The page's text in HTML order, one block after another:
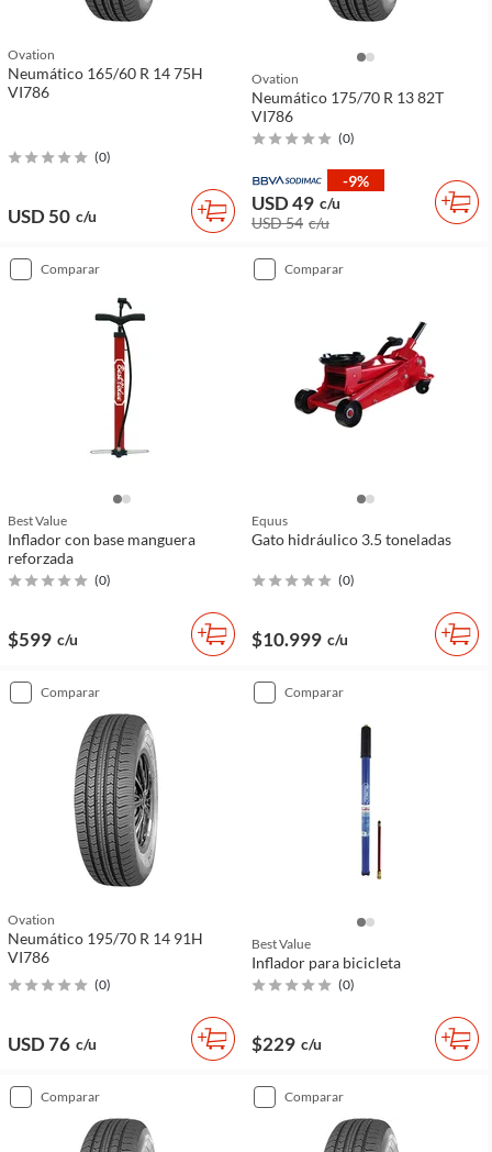
Ovation
Neumático 165/60 R 14 75H
VI786
(0)
USD 50 c/u
Ovation
Neumático 175/70 R 13 82T
VI786
(0)
-9%
USD 49 c/u
USD 54 c/u
comparar
Best Value
Inflador con base manguera
reforzada
(0)
$599 c/u
comparar
Equus
Gato hidráulico 3.5 toneladas
(0)
$10.999 c/u
comparar
Ovation
Neumático 195/70 R 14 91H
VI786
(0)
USD 76 c/u
comparar
Best Value
Inflador para bicicleta
(0)
$229 c/u
comparar comparar